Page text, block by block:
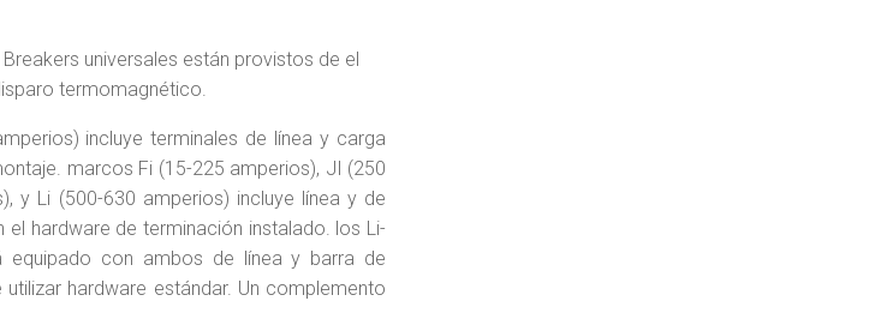
universales están provistos de el
termomagnético.
incluye terminales de línea y carga
marcos Fi (15-225 amperios), JI (250
y Li (500-630 amperios) incluye línea y de
hardware de terminación instalado. los Li-
equipado con ambos de línea y barra de
hardware estándar. Un complemento